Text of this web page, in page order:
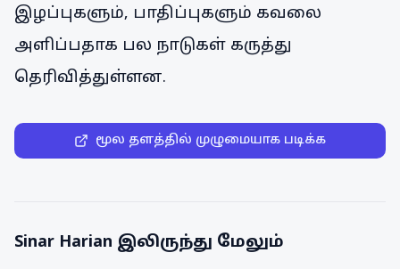
இழப்புகளும், பாதிப்புகளும் கவலை
அளிப்பதாக பல நாடுகள் கருத்து
தெரிவித்துள்ளன.
மூல தளத்தில் முழுமையாக படிக்க
Sinar Harian இலிருந்து மேலும்